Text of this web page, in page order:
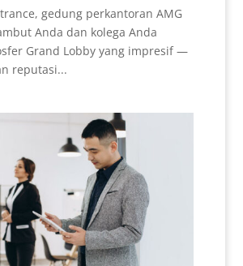
gedung perkantoran AMG
Anda dan kolega Anda
Grand Lobby yang impresif —
reputasi...